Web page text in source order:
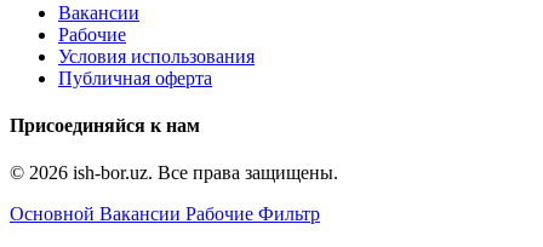
Вакансии
Рабочие
Условия использования
Публичная оферта
Присоединяйся к нам
© 2026 ish-bor.uz. Все права защищены.
Основной Вакансии Рабочие Фильтр